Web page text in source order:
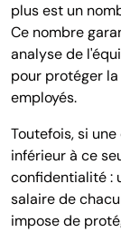
plus est un
Ce nombre
analyse de
pour protéger
employés.
Toutefois, si
inférieur à ce
confidentialité :
salaire de
impose de